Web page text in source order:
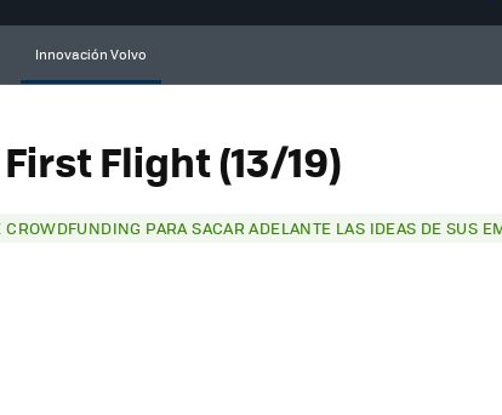
Innovación Volvo
Flight (13/19)
PARA SACAR ADELANTE LAS IDEAS DE SUS